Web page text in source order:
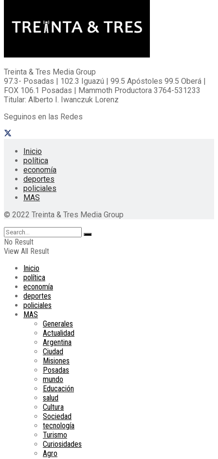
Treinta & Tres Media Group
97.3- Posadas | 102.3 Iguazú | 99.5 Apóstoles 99.5 Oberá |
FOX 106.1 Posadas | Mammoth Productora 3764-531233
Titular: Alberto I. Iwanczuk Lorenz
Seguinos en las Redes
Inicio
política
economía
deportes
policiales
MAS
© 2022 Treinta & Tres Media Group
No Result
View All Result
Inicio
política
economía
deportes
policiales
MAS
Generales
Actualidad
Argentina
Ciudad
Misiones
Posadas
mundo
Educación
salud
Cultura
Sociedad
tecnología
Turismo
Curiosidades
Agro